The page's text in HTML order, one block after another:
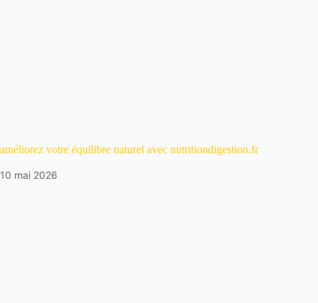
améliorez votre équilibre naturel avec nutritiondigestion.fr
10 mai 2026